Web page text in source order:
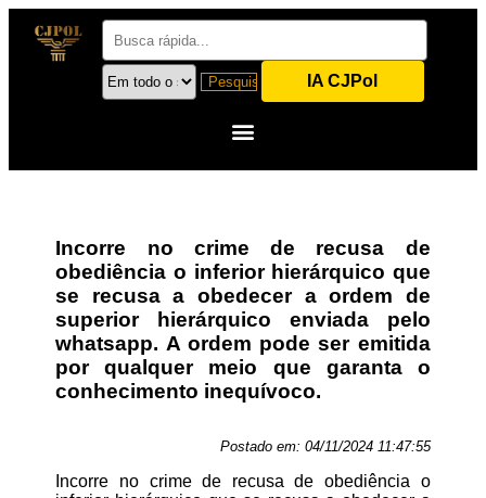
IA CJPol
Incorre no crime de recusa de
obediência o inferior hierárquico que
se recusa a obedecer a ordem de
superior hierárquico enviada pelo
whatsapp. A ordem pode ser emitida
por qualquer meio que garanta o
conhecimento inequívoco.
Postado em: 04/11/2024 11:47:55
Incorre no crime de recusa de obediência o